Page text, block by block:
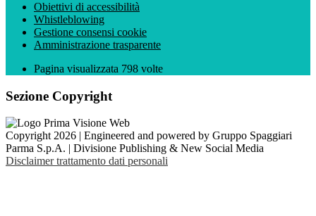
Obiettivi di accessibilità
Whistleblowing
Gestione consensi cookie
Amministrazione trasparente
Pagina visualizzata 798 volte
Sezione Copyright
Copyright 2026 | Engineered and powered by Gruppo Spaggiari
Parma S.p.A. | Divisione Publishing & New Social Media
Disclaimer trattamento dati personali